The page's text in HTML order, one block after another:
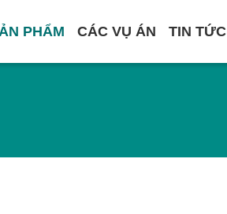
PHẨM CÁC VỤ ÁN TIN TỨC